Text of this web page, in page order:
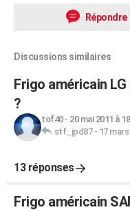
Répondre
Discussions similaires
Frigo américain
?
tof40- 20 mai 2011 à
stf_jpd87- 17
13 réponses
Frigo américain